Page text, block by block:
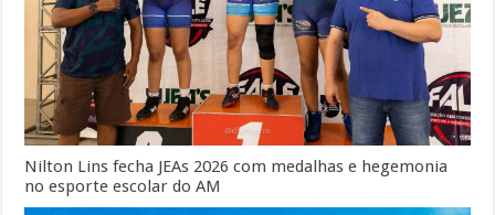
Nilton Lins fecha JEAs 2026 com medalhas e hegemonia
no esporte escolar do AM